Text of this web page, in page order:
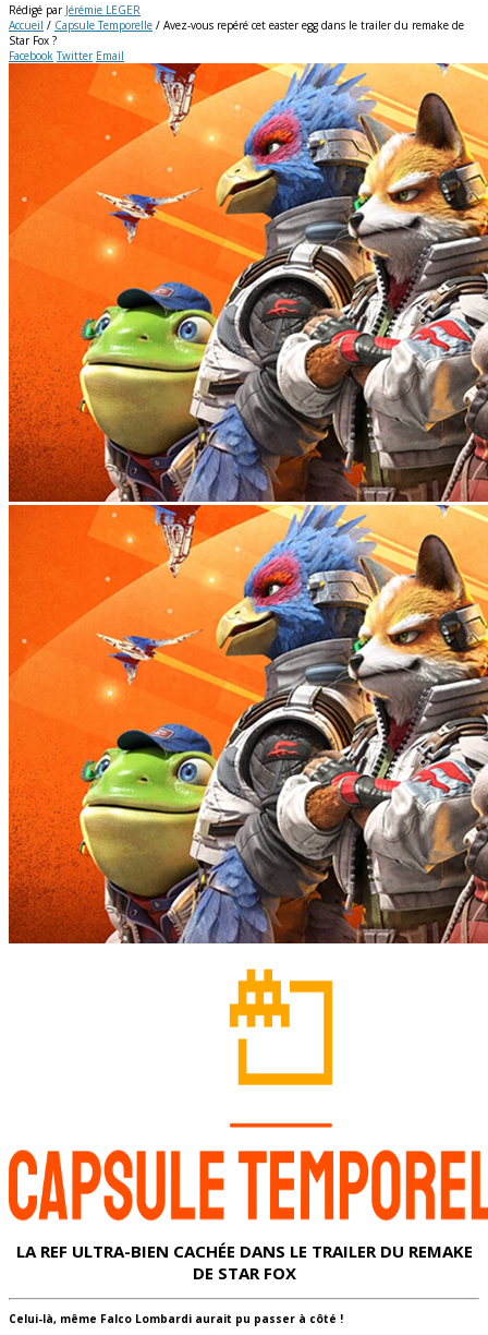
Rédigé par Jérémie LEGER
Accueil / Capsule Temporelle / Avez-vous repéré cet easter egg dans le trailer du remake de
Star Fox ?
Facebook Twitter Email
LA REF ULTRA-BIEN CACHÉE DANS LE TRAILER DU REMAKE
DE STAR FOX
Celui-là, même Falco Lombardi aurait pu passer à côté !